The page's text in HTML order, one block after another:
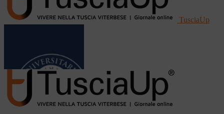
TusciaUp